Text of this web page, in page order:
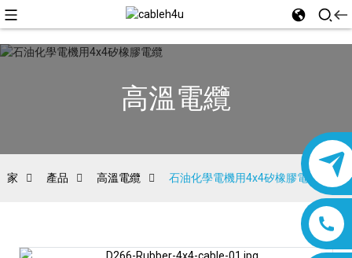
高溫電纜
家 產品 高溫電纜 石油化學電機用4x4矽橡膠電纜